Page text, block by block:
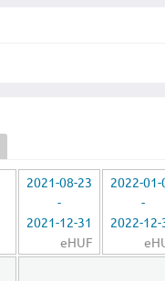
2021-08-23
-
2021-12-31
eHUF
2022-01-
-
2022-12-